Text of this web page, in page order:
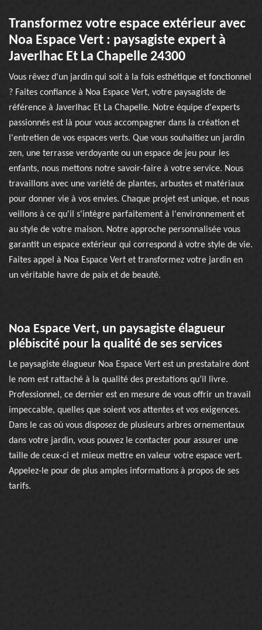
Transformez votre espace extérieur avec
Noa Espace Vert : paysagiste expert à
Javerlhac Et La Chapelle 24300
Vous rêvez d'un jardin qui soit à la fois esthétique et fonctionnel
? Faites confiance à Noa Espace Vert, votre paysagiste de
référence à Javerlhac Et La Chapelle. Notre équipe d'experts
passionnés est là pour vous accompagner dans la création et
l'entretien de vos espaces verts. Que vous souhaitiez un jardin
zen, une terrasse verdoyante ou un espace de jeu pour les
enfants, nous mettons notre savoir-faire à votre service. Nous
travaillons avec une variété de plantes, arbustes et matériaux
pour donner vie à vos envies. Chaque projet est unique, et nous
veillons à ce qu'il s'intègre parfaitement à l'environnement et
au style de votre maison. Notre approche personnalisée vous
garantit un espace extérieur qui correspond à votre style de vie.
Faites appel à Noa Espace Vert et transformez votre jardin en
un véritable havre de paix et de beauté.
Noa Espace Vert, un paysagiste élagueur
plébiscité pour la qualité de ses services
Le paysagiste élagueur Noa Espace Vert est un prestataire dont
le nom est rattaché à la qualité des prestations qu’il livre.
Professionnel, ce dernier est en mesure de vous offrir un travail
impeccable, quelles que soient vos attentes et vos exigences.
Dans le cas où vous disposez de plusieurs arbres ornementaux
dans votre jardin, vous pouvez le contacter pour assurer une
taille de ceux-ci et mieux mettre en valeur votre espace vert.
Appelez-le pour de plus amples informations à propos de ses
tarifs.